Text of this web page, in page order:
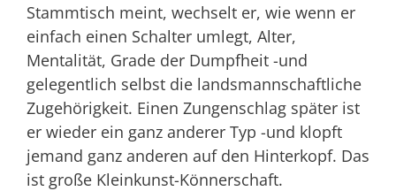
Stammtisch meint, wechselt er, wie wenn er
einfach einen Schalter umlegt, Alter,
Mentalität, Grade der Dumpfheit -und
gelegentlich selbst die landsmannschaftliche
Zugehörigkeit. Einen Zungenschlag später ist
er wieder ein ganz anderer Typ -und klopft
jemand ganz anderen auf den Hinterkopf. Das
ist große Kleinkunst-Könnerschaft.